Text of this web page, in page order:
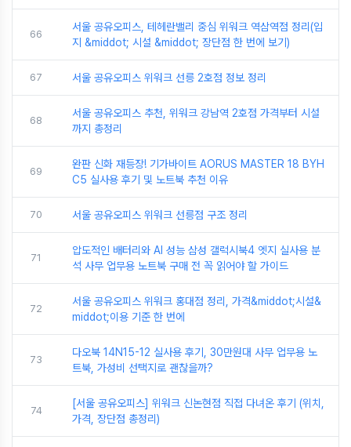
66
서울 공유오피스, 테헤란밸리 중심 위워크 역삼역점 정리(입
지 &middot; 시설 &middot; 장단점 한 번에 보기)
67 서울 공유오피스 위워크 선릉 2호점 정보 정리
68
서울 공유오피스 추천, 위워크 강남역 2호점 가격부터 시설
까지 총정리
69
완판 신화 재등장! 기가바이트 AORUS MASTER 18 BYH
C5 실사용 후기 및 노트북 추천 이유
70 서울 공유오피스 위워크 선릉점 구조 정리
71
압도적인 배터리와 AI 성능 삼성 갤럭시북4 엣지 실사용 분
석 사무 업무용 노트북 구매 전 꼭 읽어야 할 가이드
72
서울 공유오피스 위워크 홍대점 정리, 가격&middot;시설&
middot;이용 기준 한 번에
73
다오북 14N15-12 실사용 후기, 30만원대 사무 업무용 노
트북, 가성비 선택지로 괜찮을까?
74
[서울 공유오피스] 위워크 신논현점 직접 다녀온 후기 (위치,
가격, 장단점 총정리)